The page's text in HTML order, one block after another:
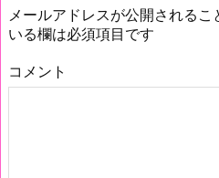
メールアドレスが公開されるこ
いる欄は必須項目です
コメント